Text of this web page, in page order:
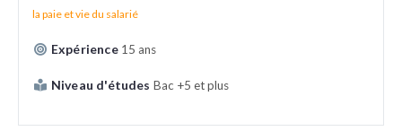
la paie et vie du salarié
Expérience 15 ans
Niveau d'études Bac +5 et plus